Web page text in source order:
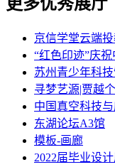
更多优秀展厅
京信学堂云端
“红色印迹”庆
苏州青少年科
寻梦艺源|贾越
中国真空科技
东湖论坛A3馆
模板-画廊
2022届毕业设